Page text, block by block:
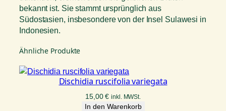
bekannt ist. Sie stammt ursprünglich aus
Südostasien, insbesondere von der Insel Sulawesi in
Indonesien.
Ähnliche Produkte
Dischidia ruscifolia variegata
15,00€ inkl. MWSt.
In den Warenkorb